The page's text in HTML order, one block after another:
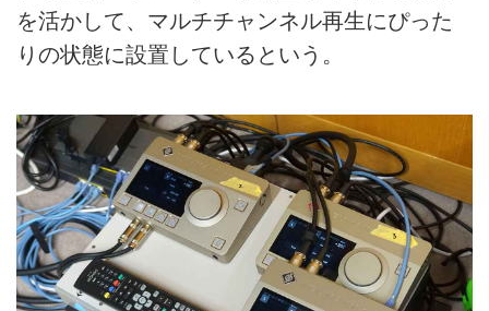
を活かして、マルチチャンネル再生にぴった
りの状態に設置しているという。